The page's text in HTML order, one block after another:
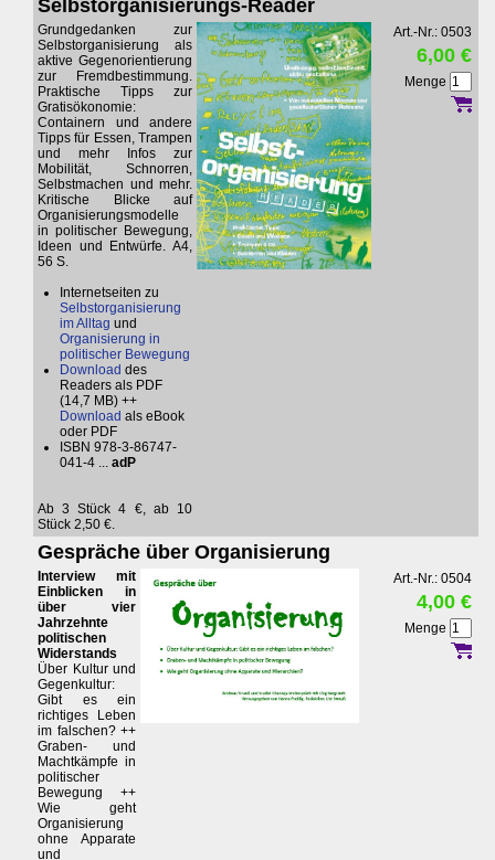
Selbstorganisierungs-Reader
Grundgedanken zur
Selbstorganisierung als
aktive Gegenorientierung
zur Fremdbestimmung.
Praktische Tipps zur
Gratisökonomie:
Containern und andere
Tipps für Essen, Trampen
und mehr Infos zur
Mobilität, Schnorren,
Selbstmachen und mehr.
Kritische Blicke auf
Organisierungsmodelle
in politischer Bewegung,
Ideen und Entwürfe. A4,
56 S.
Internetseiten zu
Selbstorganisierung
im Alltag und
Organisierung in
politischer Bewegung
Download des
Readers als PDF
(14,7 MB) ++
Download als eBook
oder PDF
ISBN 978-3-86747-
041-4 ... adP
Ab 3 Stück 4 €, ab 10
Stück 2,50 €.
Art.-Nr.: 0503
6,00 €
Menge
Gespräche über Organisierung
Interview mit
Einblicken in
über vier
Jahrzehnte
politischen
Widerstands
Über Kultur und
Gegenkultur:
Gibt es ein
richtiges Leben
im falschen? ++
Graben- und
Machtkämpfe in
politischer
Bewegung ++
Wie geht
Organisierung
ohne Apparate
und
Art.-Nr.: 0504
4,00 €
Menge